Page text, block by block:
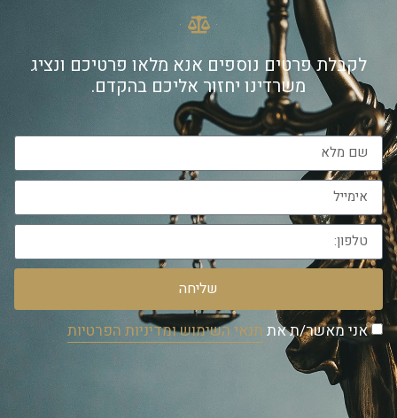
לקבלת פרטים נוספים אנא מלאו פרטיכם ונציג
משרדינו יחזור אליכם בהקדם.
אני מאשר/ת את תנאי השימוש ומדיניות הפרטיות
שליחה